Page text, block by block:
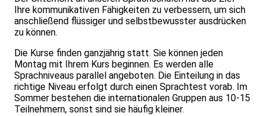
Ihre kommunikativen Fähigkeiten zu verbessern, um sich
anschließend flüssiger und selbstbewusster ausdrücken
zu können.
Die Kurse finden ganzjährig statt. Sie können jeden
Montag mit Ihrem Kurs beginnen. Es werden alle
Sprachniveaus parallel angeboten. Die Einteilung in das
richtige Niveau erfolgt durch einen Sprachtest vorab. Im
Sommer bestehen die internationalen Gruppen aus 10-15
Teilnehmern, sonst sind sie häufig kleiner.